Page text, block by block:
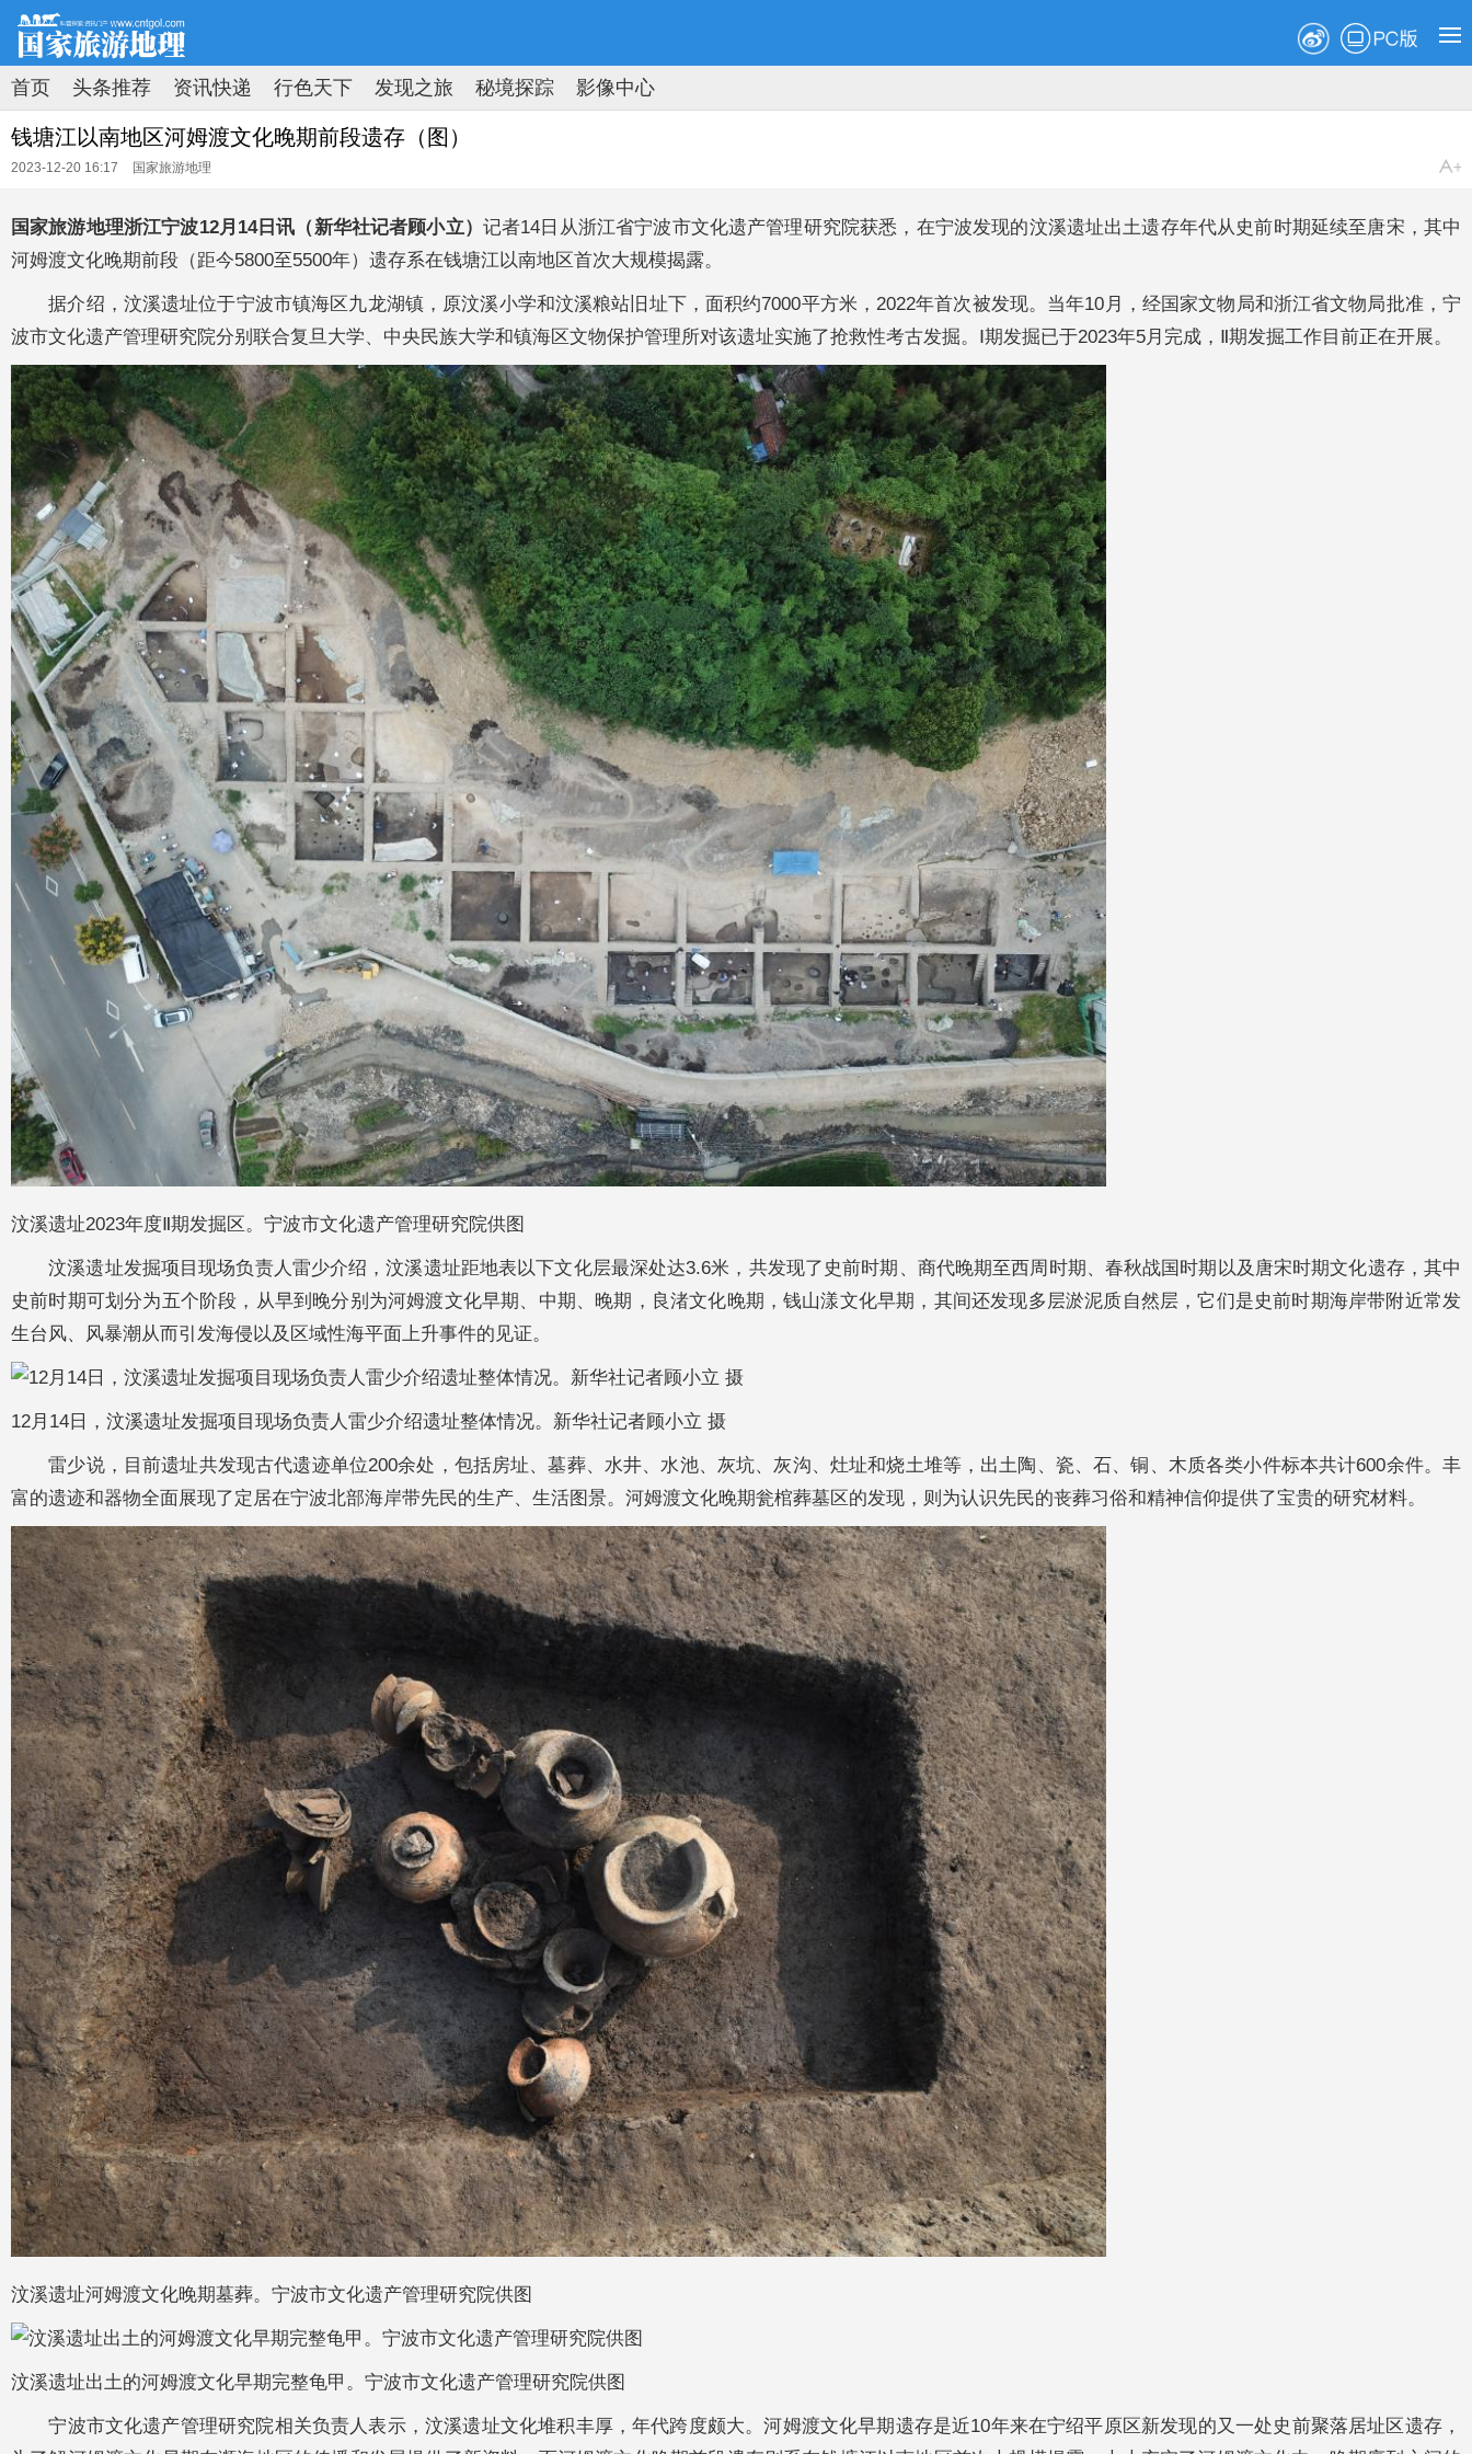
首页 头条推荐 资讯快递 行色天下 发现之旅 秘境探踪
影像中心
原创速递
新知速览 拍图时代 地理荟萃
钱塘江以南地区河姆渡文化晚期前段遗存（图）
2023-12-20 16:17 国家旅游地理
国家旅游地理浙江宁波12月14日讯（新华社记者顾小立） 记者14日从浙江省宁波市文化遗产管理研究院获悉，在宁波发现的汶溪遗址出土遗存年代从史前时期延续至唐宋，其中
河姆渡文化晚期前段（距今5800至5500年）遗存系在钱塘江以南地区首次大规模揭露。
据介绍，汶溪遗址位于宁波市镇海区九龙湖镇，原汶溪小学和汶溪粮站旧址下，面积约7000平方米，2022年首次被发现。当年10月，经国家文物局和浙江省文物局批准，宁
波市文化遗产管理研究院分别联合复旦大学、中央民族大学和镇海区文物保护管理所对该遗址实施了抢救性考古发掘。Ⅰ期发掘已于2023年5月完成，Ⅱ期发掘工作目前正在开展。
汶溪遗址2023年度Ⅱ期发掘区。宁波市文化遗产管理研究院供图
汶溪遗址发掘项目现场负责人雷少介绍，汶溪遗址距地表以下文化层最深处达3.6米，共发现了史前时期、商代晚期至西周时期、春秋战国时期以及唐宋时期文化遗存，其中
史前时期可划分为五个阶段，从早到晚分别为河姆渡文化早期、中期、晚期，良渚文化晚期，钱山漾文化早期，其间还发现多层淤泥质自然层，它们是史前时期海岸带附近常发
生台风、风暴潮从而引发海侵以及区域性海平面上升事件的见证。
12月14日，汶溪遗址发掘项目现场负责人雷少介绍遗址整体情况。新华社记者顾小立 摄
雷少说，目前遗址共发现古代遗迹单位200余处，包括房址、墓葬、水井、水池、灰坑、灰沟、灶址和烧土堆等，出土陶、瓷、石、铜、木质各类小件标本共计600余件。丰
富的遗迹和器物全面展现了定居在宁波北部海岸带先民的生产、生活图景。河姆渡文化晚期瓮棺葬墓区的发现，则为认识先民的丧葬习俗和精神信仰提供了宝贵的研究材料。
汶溪遗址河姆渡文化晚期墓葬。宁波市文化遗产管理研究院供图
汶溪遗址出土的河姆渡文化早期完整龟甲。宁波市文化遗产管理研究院供图
宁波市文化遗产管理研究院相关负责人表示，汶溪遗址文化堆积丰厚，年代跨度颇大。河姆渡文化早期遗存是近10年来在宁绍平原区新发现的又一处史前聚落居址区遗存，